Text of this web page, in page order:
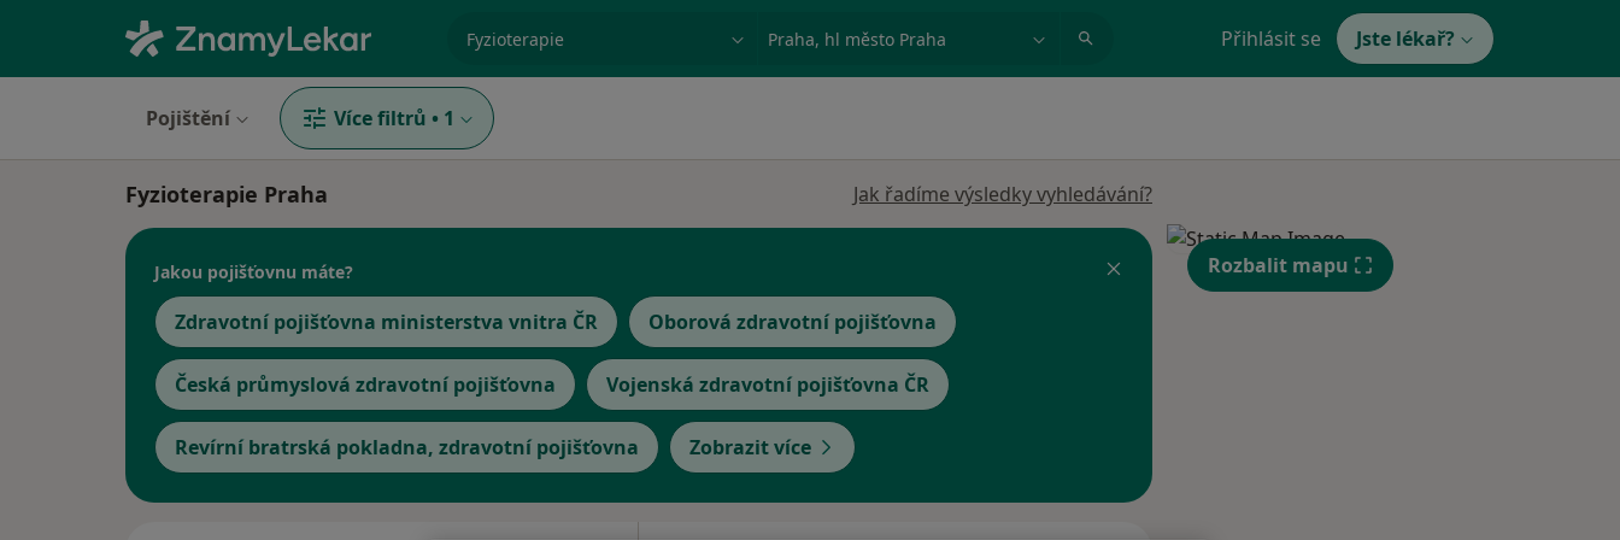
Město nebo region Přihlásit se Jste lékař?
Pojištění Více filtrů • 1
Fyzioterapie Praha Jak řadíme výsledky vyhledávání?
Jakou pojišťovnu máte?
Zdravotní pojišťovna ministerstva vnitra ČR Oborová zdravotní pojišťovna
Česká průmyslová zdravotní pojišťovna Vojenská zdravotní pojišťovna ČR
Revírní bratrská pokladna, zdravotní pojišťovna Zobrazit více
Rozbalit mapu